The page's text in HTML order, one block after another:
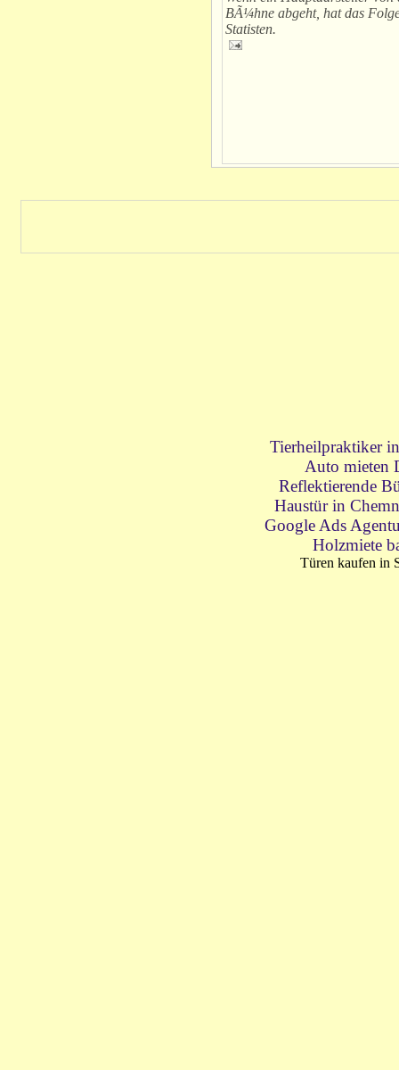
BÃ¼hne abgeht, hat das
Statisten.
Tierheilpraktiker
Auto mieten
Reflektierende
Haustür in
Google Ads
Holzmiete
Türen kaufen in